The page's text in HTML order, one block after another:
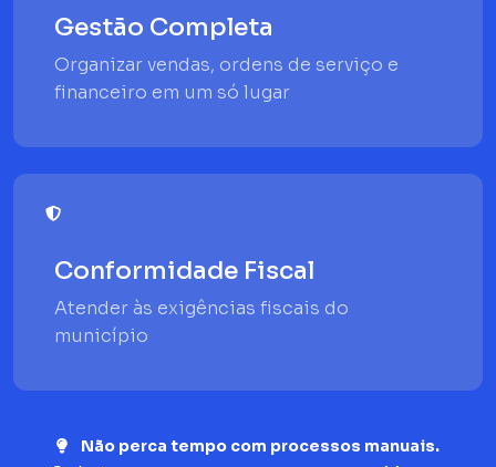
Gestão Completa
Organizar vendas, ordens de serviço e
financeiro em um só lugar
Conformidade Fiscal
Atender às exigências fiscais do
município
Não perca tempo com processos manuais.